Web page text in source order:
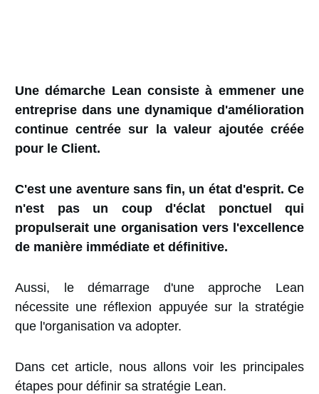
Une démarche Lean consiste à emmener une
entreprise dans une dynamique d'amélioration
continue centrée sur la valeur ajoutée créée
pour le Client.
C'est une aventure sans fin, un état d'esprit. Ce
n'est pas un coup d'éclat ponctuel qui
propulserait une organisation vers l'excellence
de manière immédiate et définitive.
Aussi, le démarrage d'une approche Lean
nécessite une réflexion appuyée sur la stratégie
que l'organisation va adopter.
Dans cet article, nous allons voir les principales
étapes pour définir sa stratégie Lean.